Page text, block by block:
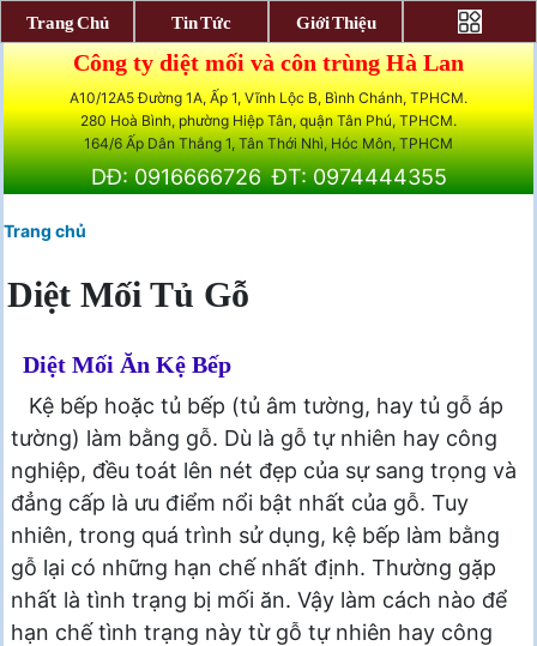
Công ty diệt mối và côn trùng Hà Lan
A10/12A5 Đường 1A, Ấp 1, Vĩnh Lộc B, Bình Chánh, TPHCM.
280 Hoà Bình, phường Hiệp Tân, quận Tân Phú, TPHCM.
164/6 Ấp Dân Thắng 1, Tân Thới Nhì, Hóc Môn, TPHCM
DĐ: 0916666726 ĐT: 0974444355
Trang chủ
Diệt Mối Tủ Gỗ
Diệt Mối Ăn Kệ Bếp
Kệ bếp hoặc tủ bếp (tủ âm tường, hay tủ gỗ áp
tường) làm bằng gỗ. Dù là gỗ tự nhiên hay công
nghiệp, đều toát lên nét đẹp của sự sang trọng và
đẳng cấp là ưu điểm nổi bật nhất của gỗ. Tuy
nhiên, trong quá trình sử dụng, kệ bếp làm bằng
gỗ lại có những hạn chế nhất định. Thường gặp
nhất là tình trạng bị mối ăn. Vậy làm cách nào để
hạn chế tình trạng này từ gỗ tự nhiên hay công
Trang Chủ Tin Tức Giới Thiệu